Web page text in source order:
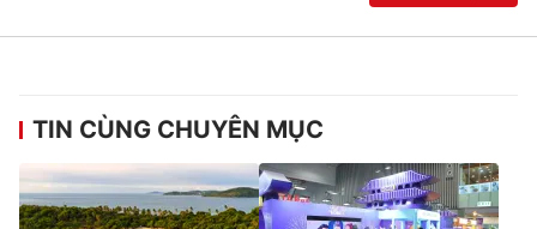
TIN CÙNG CHUYÊN MỤC